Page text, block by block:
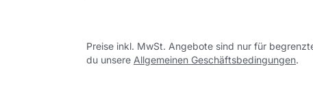
Preise inkl. MwSt. Angebote sind nur für
du unsere Allgemeinen Geschäftsbedingungen.